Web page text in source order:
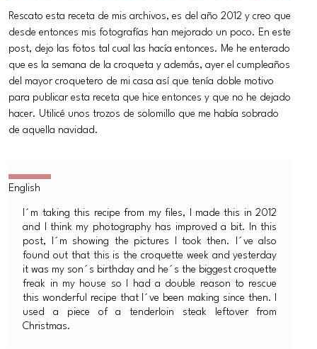
Rescato esta receta de mis archivos, es del año 2012 y creo que
desde entonces mis fotografías han mejorado un poco. En este
post, dejo las fotos tal cual las hacía entonces. Me he enterado
que es la semana de la croqueta y además, ayer el cumpleaños
del mayor croquetero de mi casa así que tenía doble motivo
para publicar esta receta que hice entonces y que no he dejado
hacer. Utilicé unos trozos de solomillo que me había sobrado
de aquella navidad.
I´m taking this recipe from my files, I made this in 2012
and I think my photography has improved a bit. In this
post, I´m showing the pictures I took then. I´ve also
found out that this is the croquette week and yesterday
it was my son´s birthday and he´s the biggest croquette
freak in my house so I had a double reason to rescue
this wonderful recipe that I´ve been making since then. I
used a piece of a tenderloin steak leftover from
Christmas.